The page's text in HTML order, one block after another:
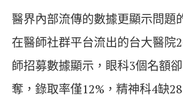
醫界內部流傳的數據更顯示問題
在醫師社群平台流出的台大醫院
師招募數據顯示，眼科3個名額
奪，錄取率僅12%，精神科4缺